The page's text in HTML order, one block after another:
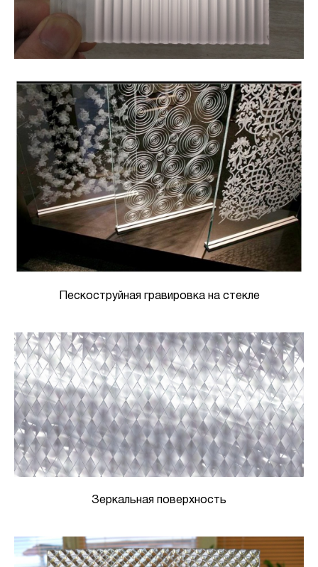
Пескоструйная гравировка на стекле
Зеркальная поверхность